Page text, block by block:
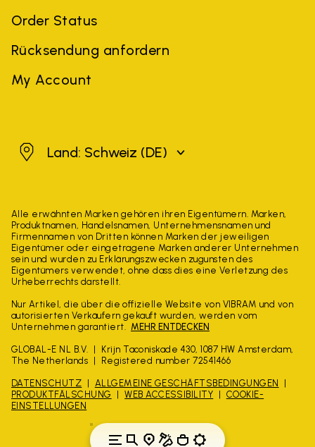
Order Status
Rücksendung anfordern
My Account
SchweizLand: Schweiz (DE)
Alle erwähnten Marken gehören ihren Eigentümern. Marken,
Produktnamen, Handelsnamen, Unternehmensnamen und
Firmennamen von Dritten können Marken der jeweiligen
Eigentümer oder eingetragene Marken anderer Unternehmen
sein und wurden zu Erklärungszwecken zugunsten des
Eigentümers verwendet, ohne dass dies eine Verletzung des
Urheberrechts darstellt.
Nur Artikel, die über die offizielle Website von VIBRAM und von
autorisierten Verkäufern gekauft wurden, werden vom
Unternehmen garantiert. MEHR ENTDECKEN
GLOBAL-E NL B.V.
Krijn Taconiskade 430, 1087 HW Amsterdam,
The Netherlands
Registered number 72541466
DATENSCHUTZ
ALLGEMEINE GESCHÄFTSBEDINGUNGEN
PRODUKTFÄLSCHUNG
WEB ACCESSIBILITY
COOKIE-
EINSTELLUNGEN